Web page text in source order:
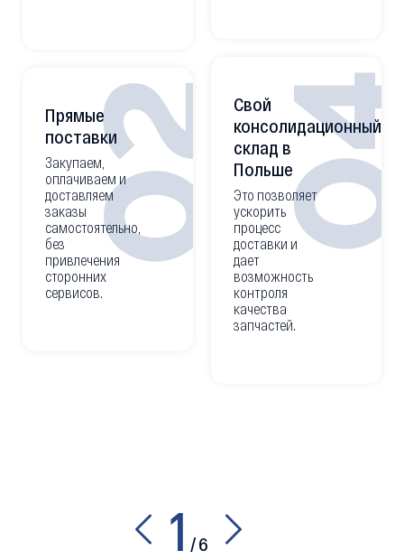
02
Прямые
поставки
Закупаем,
оплачиваем и
доставляем
заказы
самостоятельно,
без
привлечения
сторонних
сервисов.
Свой
консолидационный
склад в
Польше
Это позволяет
ускорить
процесс
доставки и
дает
возможность
контроля
качества
запчастей.
1 /6